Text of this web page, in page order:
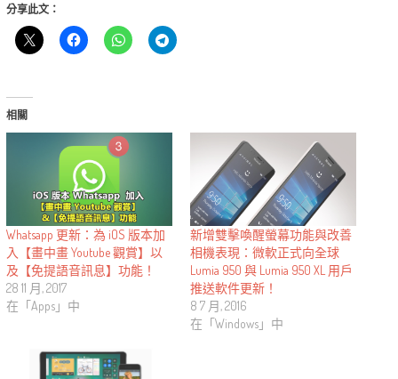
分享此文：
相關
Whatsapp 更新：為 iOS 版本加
入【畫中畫 Youtube 觀賞】以
及【免提語音訊息】功能！
28 11 月, 2017
在「Apps」中
新增雙擊喚醒螢幕功能與改善
相機表現：微軟正式向全球
Lumia 950 與 Lumia 950 XL 用戶
推送軟件更新！
8 7 月, 2016
在「Windows」中